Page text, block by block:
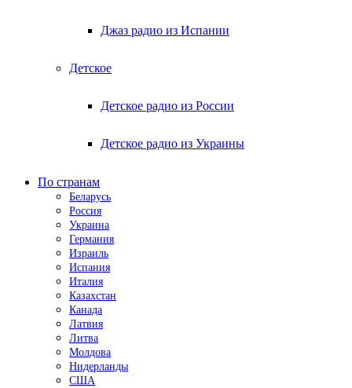
Джаз радио из Испании
Детское
Детское радио из России
Детское радио из Украины
По странам
Беларусь
Россия
Украина
Германия
Израиль
Испания
Италия
Казахстан
Канада
Латвия
Литва
Молдова
Нидерланды
США